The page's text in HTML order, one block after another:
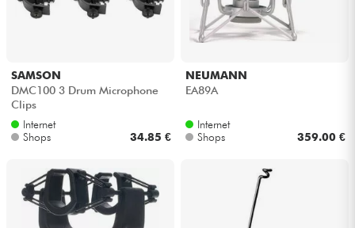
SAMSON
DMC100 3 Drum Microphone
Clips
Internet
Shops
34.85 €
NEUMANN
EA89A
Internet
Shops
359.00 €